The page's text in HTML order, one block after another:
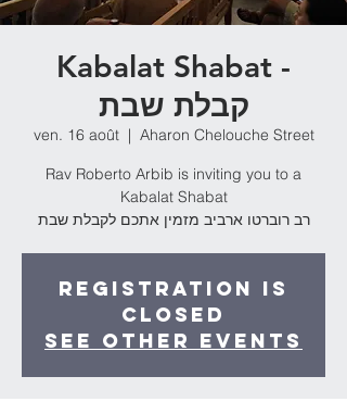
Kabalat Shabat -
קבלת שבת
ven. 16 août
  |
Aharon Chelouche Street
Rav Roberto Arbib is inviting you to a
Kabalat Shabat
רב רוברטו ארביב מזמין אתכם לקבלת שבת
Registration is
Closed
See other events